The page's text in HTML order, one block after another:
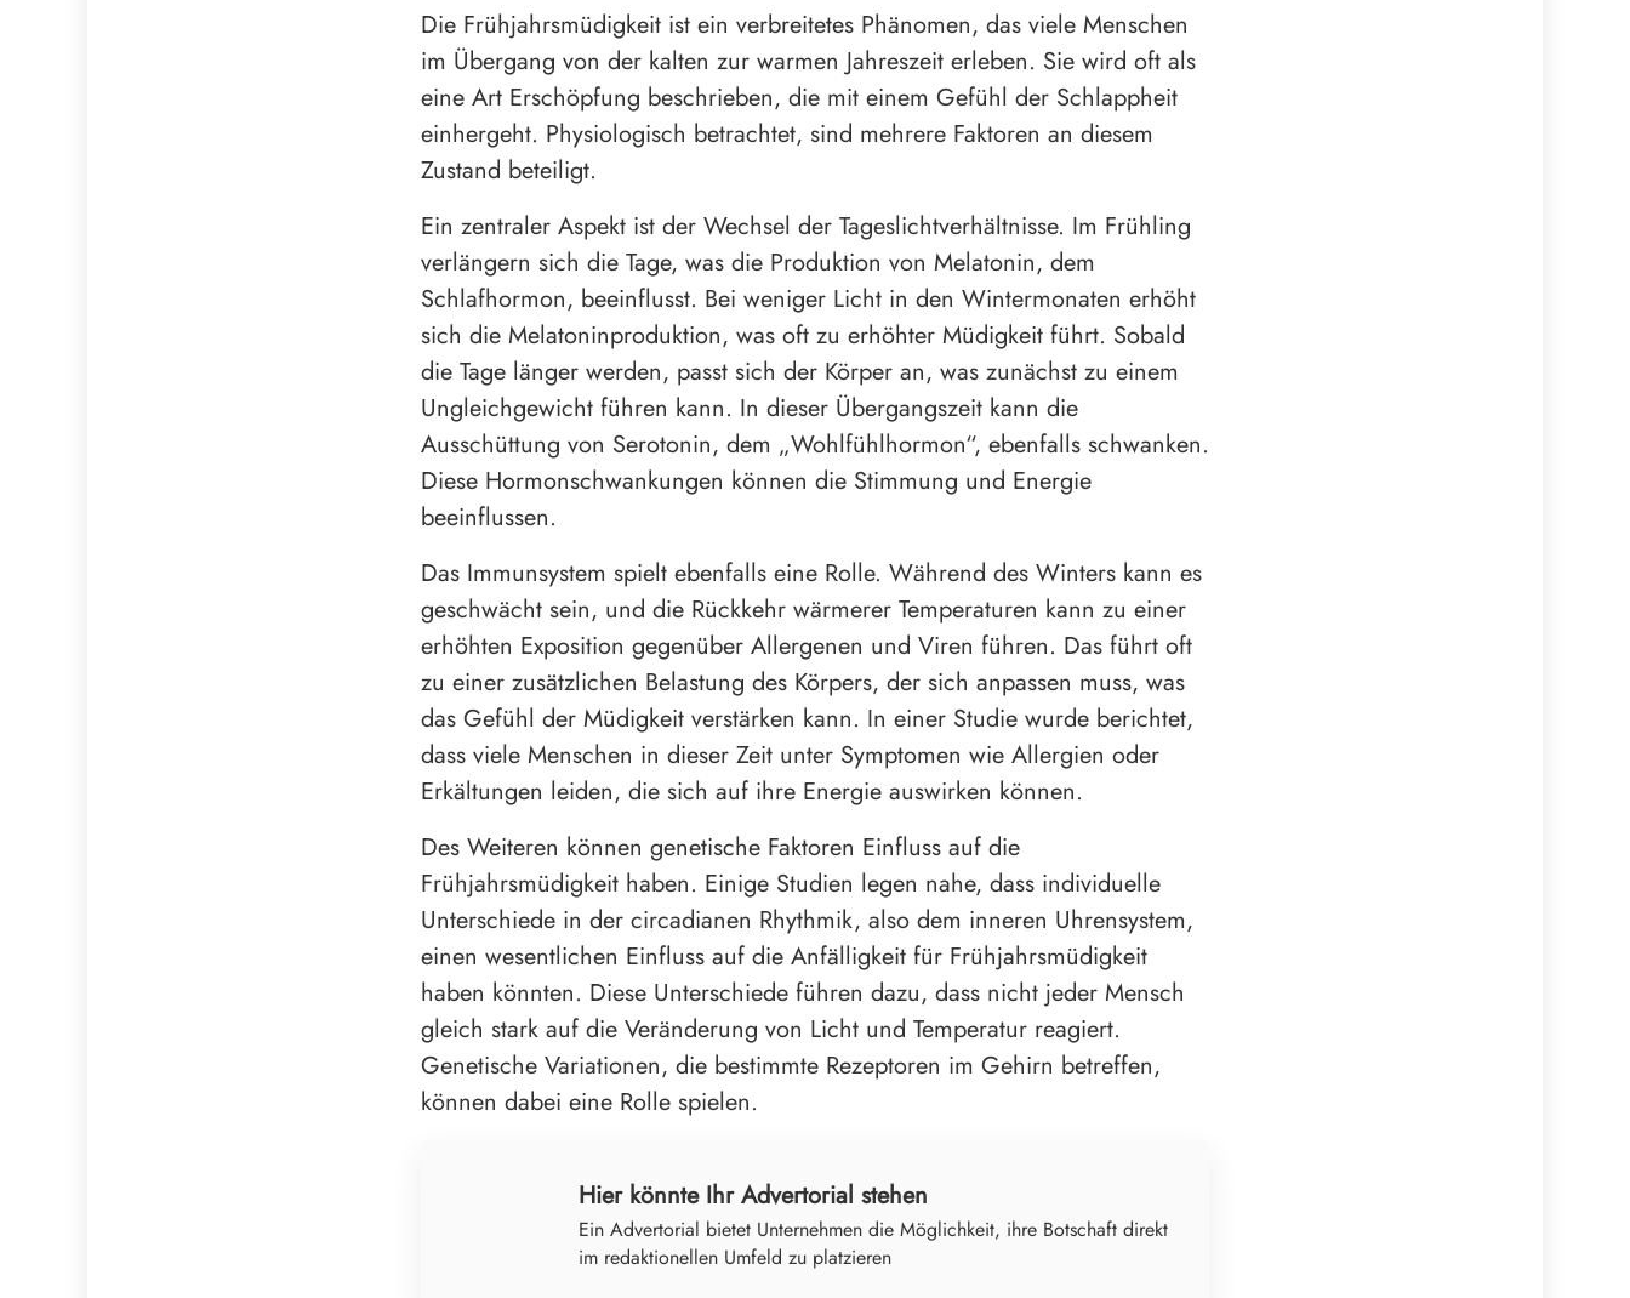
Die Frühjahrsmüdigkeit ist ein verbreitetes Phänomen, das viele Menschen
im Übergang von der kalten zur warmen Jahreszeit erleben. Sie wird oft als
eine Art Erschöpfung beschrieben, die mit einem Gefühl der Schlappheit
einhergeht. Physiologisch betrachtet, sind mehrere Faktoren an diesem
Zustand beteiligt.
Ein zentraler Aspekt ist der Wechsel der Tageslichtverhältnisse. Im Frühling
verlängern sich die Tage, was die Produktion von Melatonin, dem
Schlafhormon, beeinflusst. Bei weniger Licht in den Wintermonaten erhöht
sich die Melatoninproduktion, was oft zu erhöhter Müdigkeit führt. Sobald
die Tage länger werden, passt sich der Körper an, was zunächst zu einem
Ungleichgewicht führen kann. In dieser Übergangszeit kann die
Ausschüttung von Serotonin, dem „Wohlfühlhormon“, ebenfalls schwanken.
Diese Hormonschwankungen können die Stimmung und Energie
beeinflussen.
Das Immunsystem spielt ebenfalls eine Rolle. Während des Winters kann es
geschwächt sein, und die Rückkehr wärmerer Temperaturen kann zu einer
erhöhten Exposition gegenüber Allergenen und Viren führen. Das führt oft
zu einer zusätzlichen Belastung des Körpers, der sich anpassen muss, was
das Gefühl der Müdigkeit verstärken kann. In einer Studie wurde berichtet,
dass viele Menschen in dieser Zeit unter Symptomen wie Allergien oder
Erkältungen leiden, die sich auf ihre Energie auswirken können.
Des Weiteren können genetische Faktoren Einfluss auf die
Frühjahrsmüdigkeit haben. Einige Studien legen nahe, dass individuelle
Unterschiede in der circadianen Rhythmik, also dem inneren Uhrensystem,
einen wesentlichen Einfluss auf die Anfälligkeit für Frühjahrsmüdigkeit
haben könnten. Diese Unterschiede führen dazu, dass nicht jeder Mensch
gleich stark auf die Veränderung von Licht und Temperatur reagiert.
Genetische Variationen, die bestimmte Rezeptoren im Gehirn betreffen,
können dabei eine Rolle spielen.
Hier könnte Ihr Advertorial stehen
Ein Advertorial bietet Unternehmen die Möglichkeit, ihre Botschaft direkt
im redaktionellen Umfeld zu platzieren